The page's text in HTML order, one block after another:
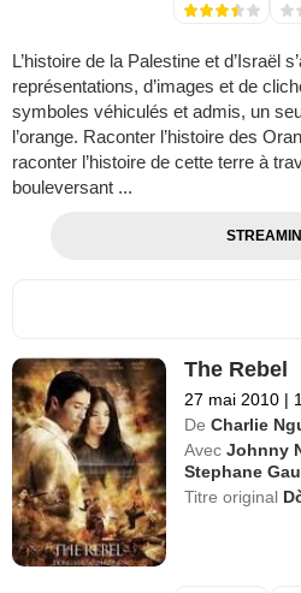
L’histoire de la Palestine et d’Israël
représentations, d’images et de
symboles véhiculés et admis, un
l’orange. Raconter l’histoire des
raconter l’histoire de cette terre à
bouleversant ...
The Rebel
27 mai 2010 |
De Charlie
Avec Johnny
Stephane
Titre original